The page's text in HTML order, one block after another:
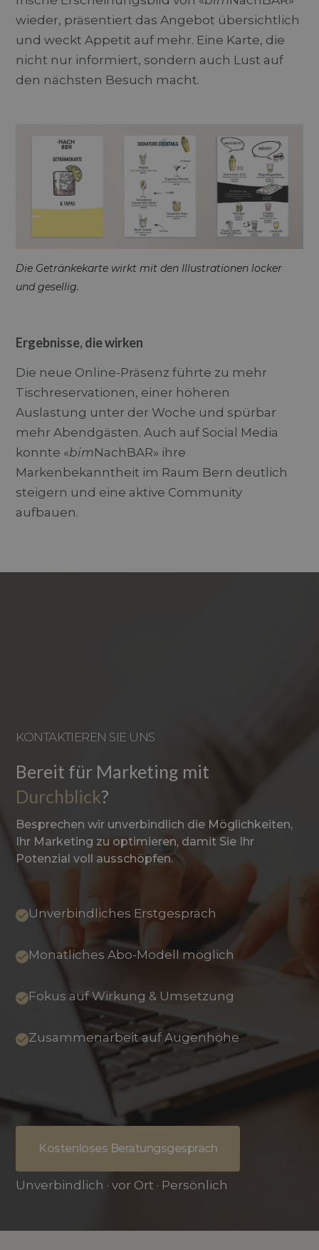
wieder, präsentiert das Angebot übersichtlich
und weckt Appetit auf mehr. Eine Karte, die
nicht nur informiert, sondern auch Lust auf
den nächsten Besuch macht.
Die Getränkekarte wirkt mit den Illustrationen locker
und gesellig.
Ergebnisse, die wirken
Die neue Online-Präsenz führte zu mehr
Tischreservationen, einer höheren
Auslastung unter der Woche und spürbar
mehr Abendgästen. Auch auf Social Media
konnte «bimNachBAR» ihre
Markenbekanntheit im Raum Bern deutlich
steigern und eine aktive Community
aufbauen.
KONTAKTIEREN SIE UNS
Bereit für Marketing mit
Durchblick?
Besprechen wir unverbindlich die Möglichkeiten,
Ihr Marketing zu optimieren, damit Sie Ihr
Potenzial voll ausschöpfen.
Unverbindliches Erstgespräch
Monatliches Abo-Modell möglich
Fokus auf Wirkung & Umsetzung
Zusammenarbeit auf Augenhöhe
Kostenloses Beratungsgespräch
Unverbindlich · vor Ort · Persönlich
für die Site-
verwendet.
_ga_C85TTV1WRC
.durchblick-
1 Jahr 1
Dieses Cookie
Endbenutzer
nutzt, sowie
die der